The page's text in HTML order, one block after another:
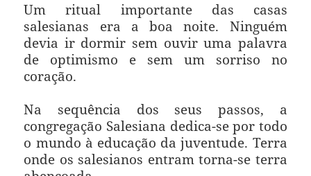
Um ritual importante das casas
salesianas era a boa noite. Ninguém
devia ir dormir sem ouvir uma palavra
de optimismo e sem um sorriso no
coração.
Na sequência dos seus passos, a
congregação Salesiana dedica-se por todo
o mundo à educação da juventude. Terra
onde os salesianos entram torna-se terra